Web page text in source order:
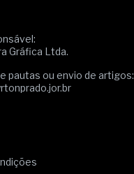
Gráfica Ltda.
pautas ou envio de artigos: